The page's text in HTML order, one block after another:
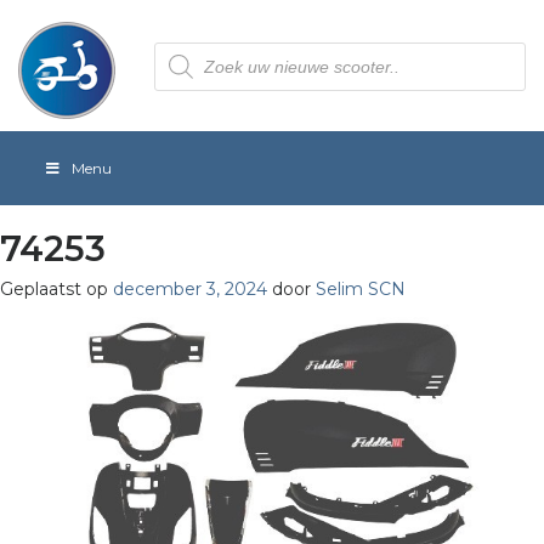
Producten
zoeken
Menu
74253
Geplaatst op december 3, 2024 door Selim SCN